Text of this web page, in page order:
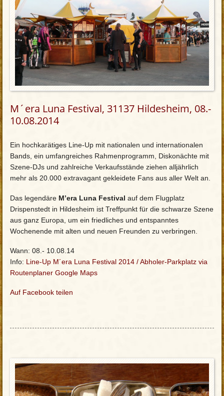
M´era Luna Festival, 31137 Hildesheim, 08.-
10.08.2014
Ein hochkarätiges Line-Up mit nationalen und internationalen
Bands, ein umfangreiches Rahmenprogramm, Diskonächte mit
Szene-DJs und zahlreiche Verkaufsstände ziehen alljährlich
mehr als 20.000 extravagant gekleidete Fans aus aller Welt an.
Das legendäre M’era Luna Festival auf dem Flugplatz
Drispenstedt in Hildesheim ist Treffpunkt für die schwarze Szene
aus ganz Europa, um ein friedliches und entspanntes
Wochenende mit alten und neuen Freunden zu verbringen.
Wann: 08.- 10.08.14
Info: Line-Up M´era Luna Festival 2014 /Abholer-Parkplatz via
Routenplaner Google Maps
Auf Facebook teilen